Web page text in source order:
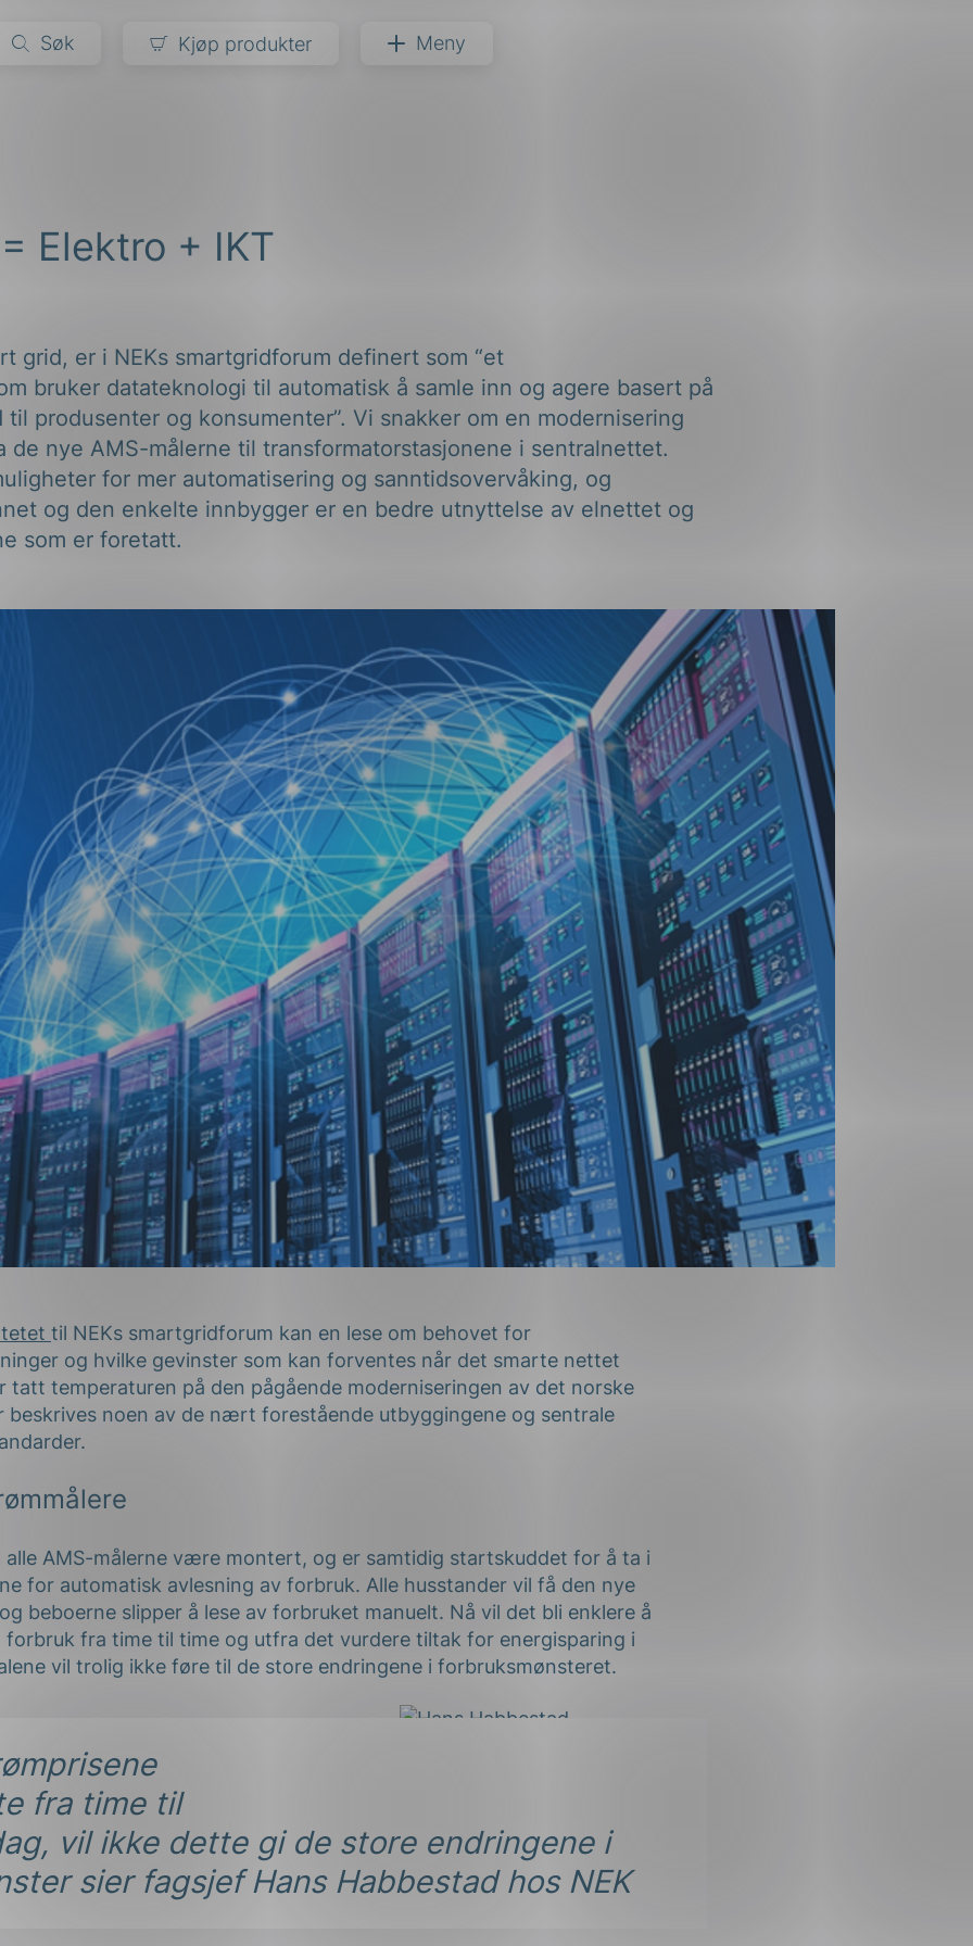
Søk Kjøp produkter Meny
Elektro + IKT
grid, er i NEKs smartgridforum definert som “et
bruker datateknologi til automatisk å samle inn og agere basert på
produsenter og konsumenter”. Vi snakker om en modernisering
de nye AMS-målerne til transformatorstasjonene i sentralnettet.
for mer automatisering og sanntidsovervåking, og
og den enkelte innbygger er en bedre utnyttelse av elnettet og
som er foretatt.
til NEKs smartgridforum kan en lese om behovet for
og hvilke gevinster som kan forventes når det smarte nettet
tatt temperaturen på den pågående moderniseringen av det norske
beskrives noen av de nært forestående utbyggingene og sentrale
alle AMS-målerne være montert, og er samtidig startskuddet for å ta i
for automatisk avlesning av forbruk. Alle husstander vil få den nye
beboerne slipper å lese av forbruket manuelt. Nå vil det bli enklere å
forbruk fra time til time og utfra det vurdere tiltak for energisparing i
vil trolig ikke føre til de store endringene i forbruksmønsteret.
fra time til
vil ikke dette gi de store endringene i
sier fagsjef Hans Habbestad hos NEK